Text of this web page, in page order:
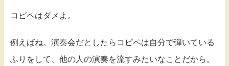
コピペはダメよ。
例えばね。演奏会だとしたらコピペは自分で弾いている
ふりをして、他の人の演奏を流すみたいなことだから。